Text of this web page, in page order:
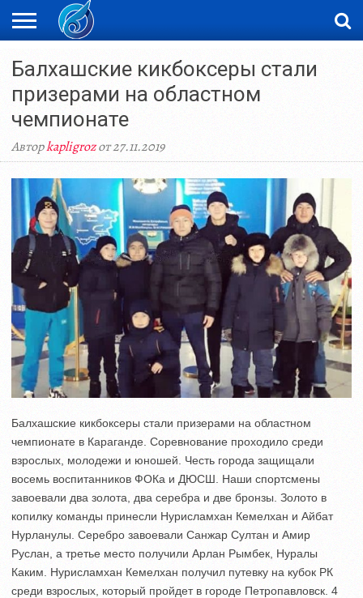
НОВОСТИ
ВИДЕО
ФОТОРЕПОРТАЖИ
ОРКЕН
Балхашские кикбоксеры стали
призерами на областном
чемпионате
Авторkapligrozот 27.11.2019
Балхашские кикбоксеры стали призерами на областном
чемпионате в Караганде. Соревнование проходило среди
взрослых, молодежи и юношей. Честь города защищали
восемь воспитанников ФОКа и ДЮСШ. Наши спортсмены
завоевали два золота, два серебра и две бронзы. Золото в
копилку команды принесли Нурисламхан Кемелхан и Айбат
Нурланулы. Серебро завоевали Санжар Султан и Амир
Руслан, а третье место получили Арлан Рымбек, Нуралы
Каким. Нурисламхан Кемелхан получил путевку на кубок РК
среди взрослых, который пройдет в городе Петропавловск. 4